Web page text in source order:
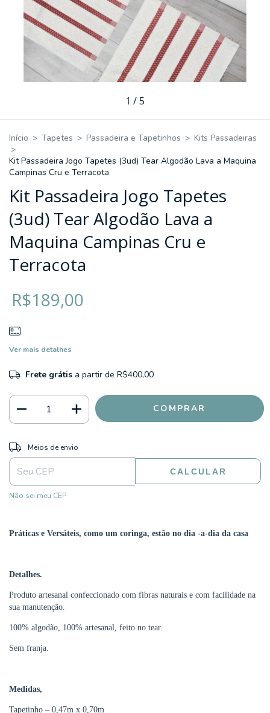
1 /5
Início > Tapetes > Passadeira e Tapetinhos > Kits Passadeiras
>
Kit Passadeira Jogo Tapetes (3ud) Tear Algodão Lava a Maquina
Campinas Cru e Terracota
Kit Passadeira Jogo Tapetes
(3ud) Tear Algodão Lava a
Maquina Campinas Cru e
Terracota
R$189,00
Ver mais detalhes
Frete grátis a partir de R$400,00
Entregas para o CEP:
Meios de envio
CALCULAR
Não sei meu CEP
Práticas e Versáteis, como um coringa, estão no dia -a-dia da casa
Detalhes.
Produto artesanal confeccionado com fibras naturais e com facilidade na
sua manutenção.
100% algodão, 100% artesanal, feito no tear.
Sem franja.
Medidas,
Tapetinho – 0,47m x 0,70m